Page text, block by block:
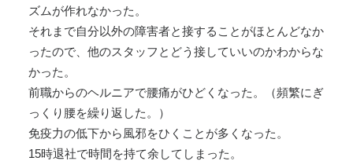
ズムが作れなかった。
それまで自分以外の障害者と接することがほとんどなか
ったので、他のスタッフとどう接していいのかわからな
かった。
前職からのヘルニアで腰痛がひどくなった。（頻繁にぎ
っくり腰を繰り返した。）
免疫力の低下から風邪をひくことが多くなった。
15時退社で時間を持て余してしまった。